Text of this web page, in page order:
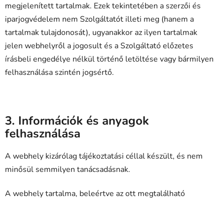
megjelenített tartalmak. Ezek tekintetében a szerzői és
iparjogvédelem nem Szolgáltatót illeti meg (hanem a
tartalmak tulajdonosát), ugyanakkor az ilyen tartalmak
jelen webhelyről a jogosult és a Szolgáltató előzetes
írásbeli engedélye nélkül történő letöltése vagy bármilyen
felhasználása szintén jogsértő.
3. Információk és anyagok
felhasználása
A webhely kizárólag tájékoztatási céllal készült, és nem
minősül semmilyen tanácsadásnak.
A webhely tartalma, beleértve az ott megtalálható